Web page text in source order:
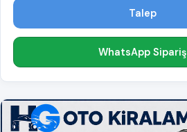
Talep
WhatsApp Sipariş